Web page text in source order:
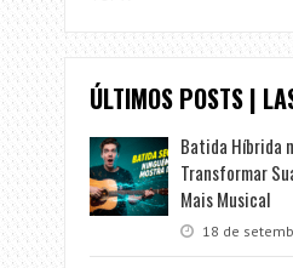
ÚLTIMOS POSTS |
Batida Híbrida
Transformar
Mais Musical
18 de